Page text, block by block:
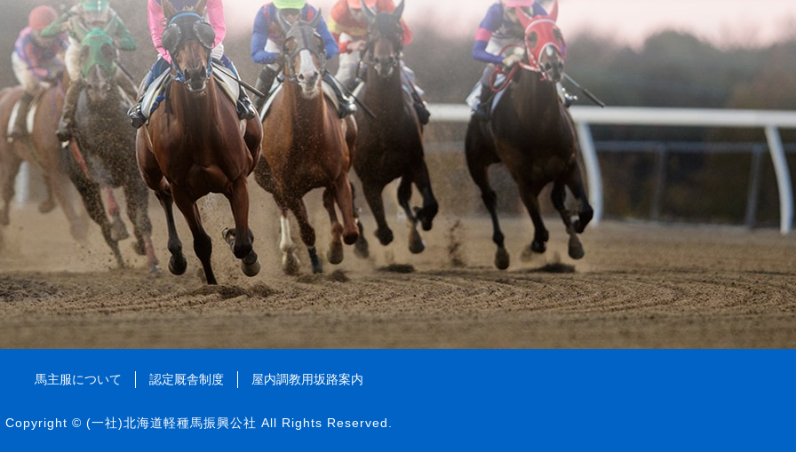
馬主服について 認定厩舎制度 屋内調教用坂路案内
Copyright © (一社)北海道軽種馬振興公社 All Rights Reserved.